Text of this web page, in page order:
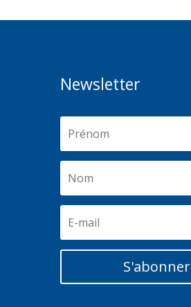
Newsletter
S'abonner